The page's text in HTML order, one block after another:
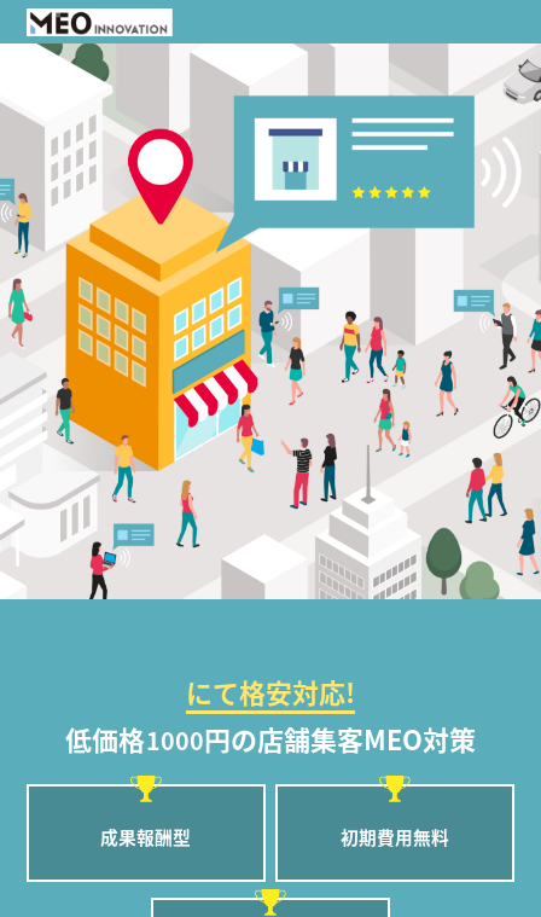
にて格安対応!
低価格1000円の店舗集客MEO対策
成果報酬型 初期費用無料